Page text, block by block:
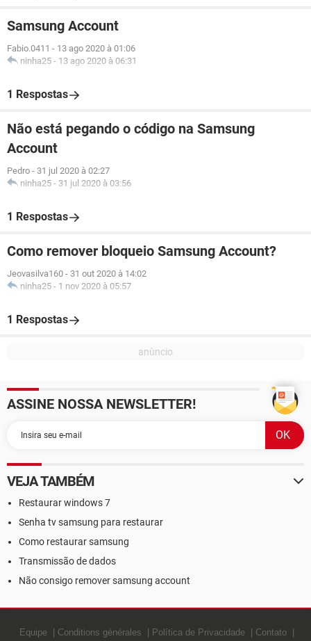
Samsung Account
Fabio.0411 - 13 ago 2020 à 01:06
ninha25 - 13 ago 2020 à 06:31
1 Respostas
Não está pegando o código na Samsung
Account
Pedro - 31 jul 2020 à 02:27
ninha25 - 31 jul 2020 à 03:56
1 Respostas
Como remover bloqueio Samsung Account?
Jeovasilva160 - 31 out 2020 à 14:02
ninha25 - 1 nov 2020 à 05:57
1 Respostas
ASSINE NOSSA NEWSLETTER!
VEJA TAMBÉM
Restaurar windows 7
Senha tv samsung para restaurar
Como restaurar samsung
Transmissão de dados
Não consigo remover samsung account
Equipe Conditions générales Política de Privacidade Contato